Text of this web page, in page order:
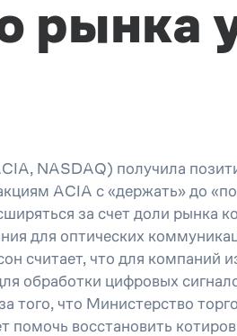
рынка
NASDAQ) получила
ACIA с «держать» до
за счет доли рынка
для оптических
считает, что для компаний
обработки цифровых
того, что Министерство
восстановить